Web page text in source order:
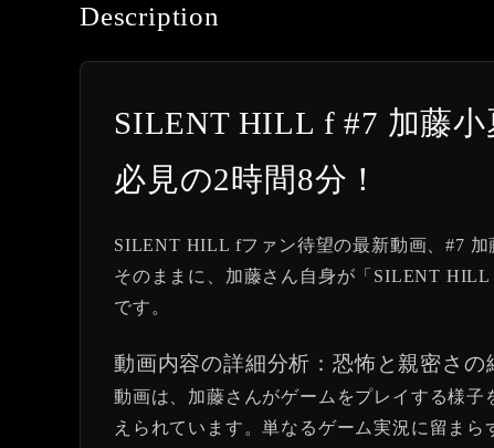
Description
SILENT HILL f #7 加藤
必見の2時間8分！
SILENT HILL fファン待望の最新動画、#7
そのままに、加藤さん自身が「SILENT
です。
動画内容の詳細分析：恐怖と親密さの
動画は、加藤さんがゲームをプレイする様
えられています。単なるゲーム実況に留ま